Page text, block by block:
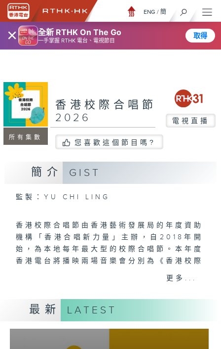
× 全新 RTHK On The Go
一手掌握 RTHK 電台、電視節目
取得
ENG / 簡
所有集數
香港校際合唱節
2026
電視直播
您喜歡這個節目嗎?
簡介 GIST
監製：YU CHI LING
香港校際合唱節由香港藝術發展局的年度資助
機構「香港合唱新力量」主辦，自2018年開
始，為本地每年最大型的校際合唱節。本年度
香港電台將播映兩場音樂會分別為《香港校際
合唱節2026 開幕禮暨大匯演音樂會》及
更多...
最新 LATEST